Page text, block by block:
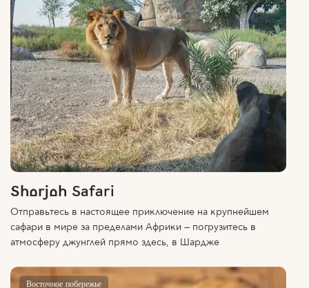
Sharjah Safari
Отправьтесь в настоящее приключение на крупнейшем
сафари в мире за пределами Африки — погрузитесь в
атмосферу джунглей прямо здесь, в Шардже